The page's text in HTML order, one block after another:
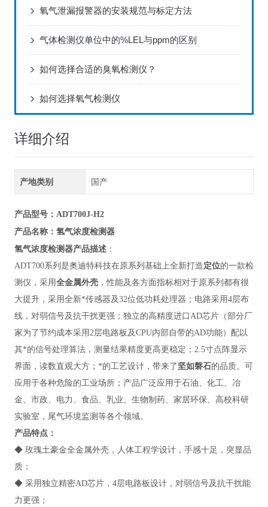
氧气泄漏报警器的安装规范与标定方法
气体检测仪单位中的%LEL与ppm的区别
如何选择合适的臭氧检测仪？
如何选择氧气检测仪
详细介绍
产地类别 国产
产品型号：ADT700J-H2
产品名称： 氢气浓度检测器
氢气浓度检测器产品描述：
ADT700系列 是奥迪特科技在原系列基础上全新打造定位的一款检
测仪，采用全金属外壳，性能及各方面指标相对于原系列都有很
大提升，采用全新*传感器及32位低功耗处理器；电路采用4层布
线，对弱信号及抗干扰更强；独立的高精度进口AD芯片（部分厂
家为了节约成本采用2层电路板及CPU内部自带的AD功能）配以
其*的信号处理算法，测量结果精度更高更稳定；2.5寸点阵显示
界面，读数直观大方；*的工艺设计，带来了 坚如磐石的品质。可
应用于各种危险的工业场所；产品广泛应用于石油、化工、冶
金、市政、电力、食品、乳业、 生物制药、家居环保、高校科研
实验室，尾气环境监测 等各个领域。
产品特点：
◆ 玫瑰土豪金全金属外壳，人体工程学设计，手感十足，突显品
质；
◆ 采用独立精密AD芯片，4层电路板设计，对弱信号及抗干扰能
力更强；